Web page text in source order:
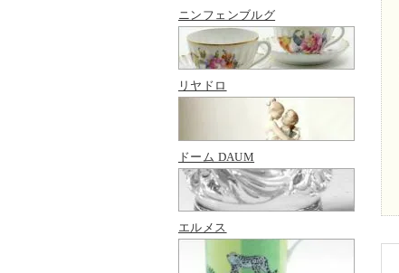
ニンフェンブルグ
リヤドロ
ドーム DAUM
エルメス